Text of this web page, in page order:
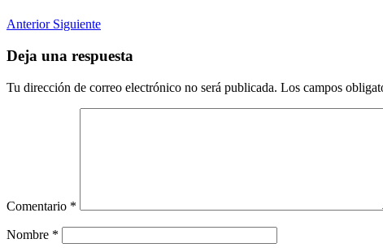
Anterior Siguiente
Deja una respuesta
Tu dirección de correo electrónico no será publicada. Los campos
Comentario *
Nombre *